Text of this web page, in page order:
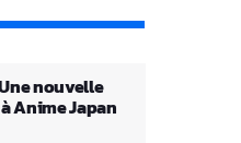
nouvelle
Anime Japan